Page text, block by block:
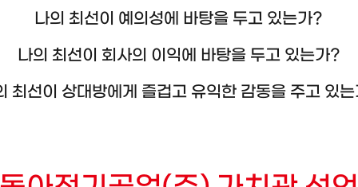
나의 최선이 예의성에 바탕을 두고 있는가?
나의 최선이 회사의 이익에 바탕을 두고 있는가?
최선이 상대방에게 즐겁고 유익한 감동을 주고 있